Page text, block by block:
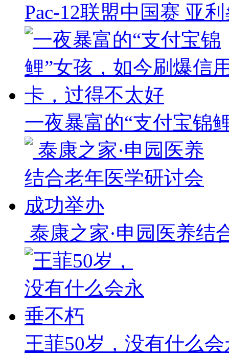
Pac-12联盟中国赛 亚
一夜暴富的“支付宝锦
泰康之家·申园医养
王菲50岁，没有什么